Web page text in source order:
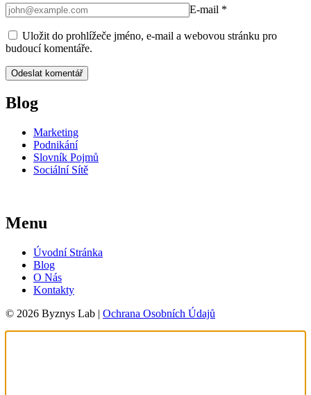
E-mail *
Uložit do prohlížeče jméno, e-mail a webovou stránku pro
budoucí komentáře.
Blog
Marketing
Podnikání
Slovník Pojmů
Sociální Sítě
Menu
Úvodní Stránka
Blog
O Nás
Kontakty
© 2026 Byznys Lab | Ochrana Osobních Údajů